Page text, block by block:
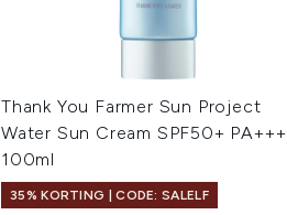
Thank You Farmer Sun Project
Water Sun Cream SPF50+ PA+++
100ml
35% KORTING | CODE: SALELF